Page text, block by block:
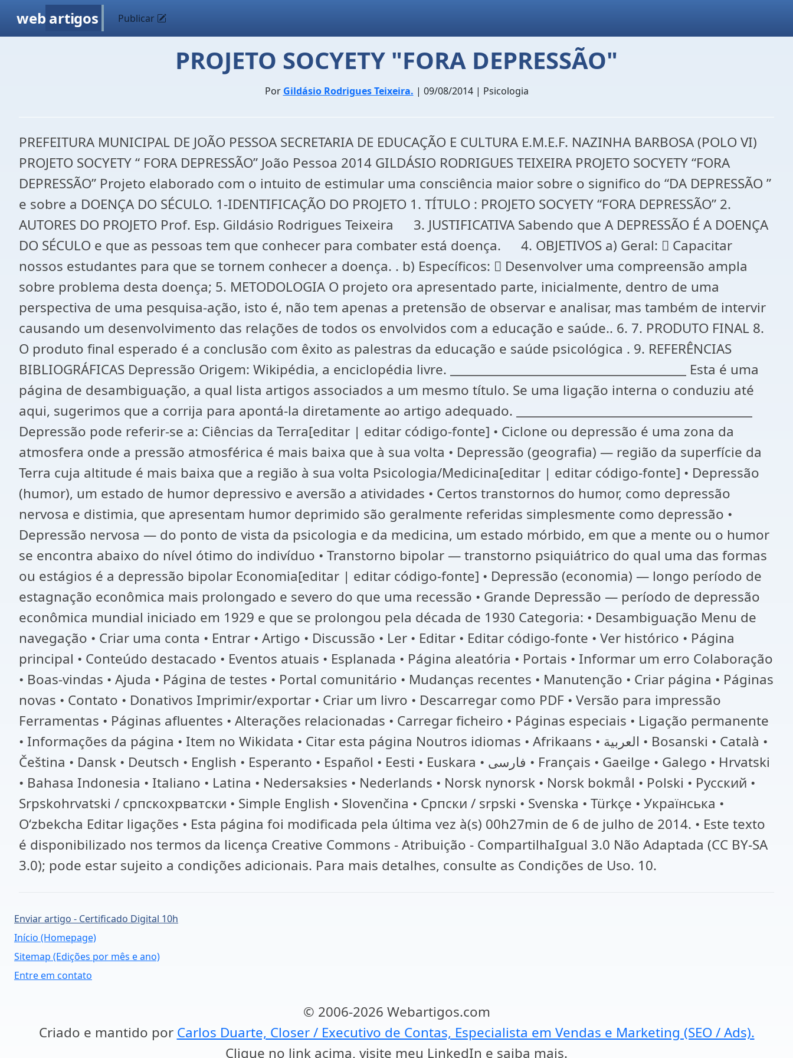
web artigos Publicar
PROJETO SOCYETY "FORA DEPRESSÃO"
Por Gildásio Rodrigues Teixeira. | 09/08/2014 | Psicologia
PREFEITURA MUNICIPAL DE JOÃO PESSOA SECRETARIA DE EDUCAÇÃO E CULTURA E.M.E.F. NAZINHA BARBOSA (POLO VI)
PROJETO SOCYETY “ FORA DEPRESSÃO” João Pessoa 2014 GILDÁSIO RODRIGUES TEIXEIRA PROJETO SOCYETY “FORA
DEPRESSÃO” Projeto elaborado com o intuito de estimular uma consciência maior sobre o significo do “DA DEPRESSÃO ”
e sobre a DOENÇA DO SÉCULO. 1-IDENTIFICAÇÃO DO PROJETO 1. TÍTULO : PROJETO SOCYETY “FORA DEPRESSÃO” 2.
AUTORES DO PROJETO Prof. Esp. Gildásio Rodrigues Teixeira 3. JUSTIFICATIVA Sabendo que A DEPRESSÃO É A DOENÇA
DO SÉCULO e que as pessoas tem que conhecer para combater está doença. 4. OBJETIVOS a) Geral:  Capacitar
nossos estudantes para que se tornem conhecer a doença. . b) Específicos:  Desenvolver uma compreensão ampla
sobre problema desta doença; 5. METODOLOGIA O projeto ora apresentado parte, inicialmente, dentro de uma
perspectiva de uma pesquisa-ação, isto é, não tem apenas a pretensão de observar e analisar, mas também de intervir
causando um desenvolvimento das relações de todos os envolvidos com a educação e saúde.. 6. 7. PRODUTO FINAL 8.
O produto final esperado é a conclusão com êxito as palestras da educação e saúde psicológica . 9. REFERÊNCIAS
BIBLIOGRÁFICAS Depressão Origem: Wikipédia, a enciclopédia livre. ________________________________________ Esta é uma
página de desambiguação, a qual lista artigos associados a um mesmo título. Se uma ligação interna o conduziu até
aqui, sugerimos que a corrija para apontá-la diretamente ao artigo adequado. ________________________________________
Depressão pode referir-se a: Ciências da Terra[editar | editar código-fonte] • Ciclone ou depressão é uma zona da
atmosfera onde a pressão atmosférica é mais baixa que à sua volta • Depressão (geografia) — região da superfície da
Terra cuja altitude é mais baixa que a região à sua volta Psicologia/Medicina[editar | editar código-fonte] • Depressão
(humor), um estado de humor depressivo e aversão a atividades • Certos transtornos do humor, como depressão
nervosa e distimia, que apresentam humor deprimido são geralmente referidas simplesmente como depressão •
Depressão nervosa — do ponto de vista da psicologia e da medicina, um estado mórbido, em que a mente ou o humor
se encontra abaixo do nível ótimo do indivíduo • Transtorno bipolar — transtorno psiquiátrico do qual uma das formas
ou estágios é a depressão bipolar Economia[editar | editar código-fonte] • Depressão (economia) — longo período de
estagnação econômica mais prolongado e severo do que uma recessão • Grande Depressão — período de depressão
econômica mundial iniciado em 1929 e que se prolongou pela década de 1930 Categoria: • Desambiguação Menu de
navegação • Criar uma conta • Entrar • Artigo • Discussão • Ler • Editar • Editar código-fonte • Ver histórico • Página
principal • Conteúdo destacado • Eventos atuais • Esplanada • Página aleatória • Portais • Informar um erro Colaboração
• Boas-vindas • Ajuda • Página de testes • Portal comunitário • Mudanças recentes • Manutenção • Criar página • Páginas
novas • Contato • Donativos Imprimir/exportar • Criar um livro • Descarregar como PDF • Versão para impressão
Ferramentas • Páginas afluentes • Alterações relacionadas • Carregar ficheiro • Páginas especiais • Ligação permanente
• Informações da página • Item no Wikidata • Citar esta página Noutros idiomas • Afrikaans • العربية • Bosanski • Català •
Čeština • Dansk • Deutsch • English • Esperanto • Español • Eesti • Euskara • فارسی • Français • Gaeilge • Galego • Hrvatski
• Bahasa Indonesia • Italiano • Latina • Nedersaksies • Nederlands • Norsk nynorsk • Norsk bokmål • Polski • Русский •
Srpskohrvatski / српскохрватски • Simple English • Slovenčina • Српски / srpski • Svenska • Türkçe • Українська •
Oʻzbekcha Editar ligações • Esta página foi modificada pela última vez à(s) 00h27min de 6 de julho de 2014. • Este texto
é disponibilizado nos termos da licença Creative Commons - Atribuição - CompartilhaIgual 3.0 Não Adaptada (CC BY-SA
3.0); pode estar sujeito a condições adicionais. Para mais detalhes, consulte as Condições de Uso. 10.
Enviar artigo - Certificado Digital 10h
Início (Homepage)
Sitemap (Edições por mês e ano)
Entre em contato
© 2006-2026 Webartigos.com
Criado e mantido por Carlos Duarte, Closer / Executivo de Contas, Especialista em Vendas e Marketing (SEO / Ads).
Clique no link acima, visite meu LinkedIn e saiba mais.